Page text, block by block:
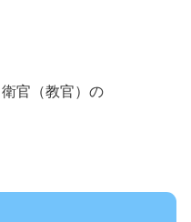
官（教官）の